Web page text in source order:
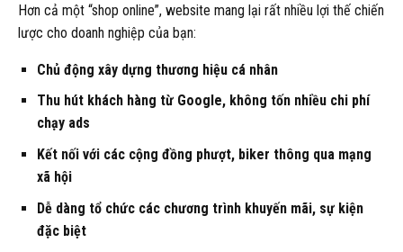
Hơn cả một “shop online”, website mang lại rất nhiều lợi thế chiến
lược cho doanh nghiệp của bạn:
Chủ động xây dựng thương hiệu cá nhân
Thu hút khách hàng từ Google, không tốn nhiều chi phí
chạy ads
Kết nối với các cộng đồng phượt, biker thông qua mạng
xã hội
Dễ dàng tổ chức các chương trình khuyến mãi, sự kiện
đặc biệt